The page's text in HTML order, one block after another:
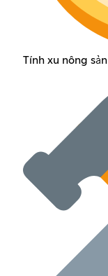
Tính xu nông sản